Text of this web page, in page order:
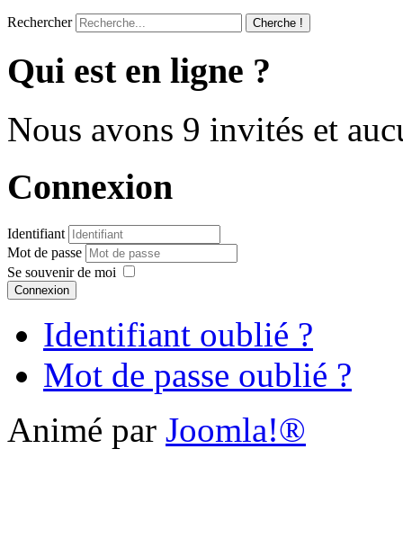
Rechercher Cherche !
Qui est en ligne ?
Nous avons 9 invités et
Connexion
Identifiant
Mot de passe
Se souvenir de moi
Connexion
Identifiant oublié ?
Mot de passe oublié ?
Animé par Joomla!®